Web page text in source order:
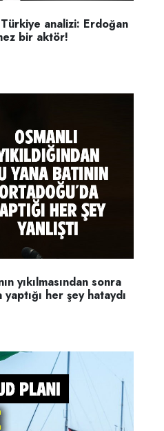
analizi: Erdoğan
bir aktör!
yıkılmasından sonra
her şey hataydı